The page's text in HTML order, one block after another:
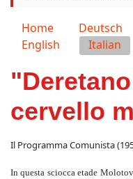
Seleziona la tua lingua
Home Deutsch
English
Italian
cervello
Il Programma Comunista
In questa sciocca etade